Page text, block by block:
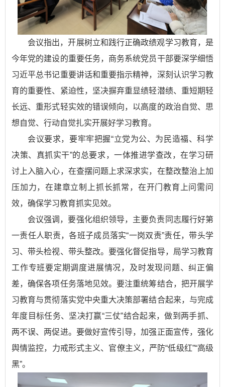
会议指出，开展树立和践行正确政绩观学习教育，是
今年党的建设的重要任务，商务系统党员干部要深学细悟
习近平总书记重要讲话和重要指示精神，深刻认识学习教
育的重要性、紧迫性，坚决摒弃重显绩轻潜绩、重短期轻
长远、重形式轻实效的错误倾向，以高度的政治自觉、思
想自觉、行动自觉扎实开展好学习教育。
会议要求，要牢牢把握“立党为公、为民造福、科学
决策、真抓实干”的总要求，一体推进学查改，在学习研
讨上入脑入心，在查摆问题上求深求实，在整改整治上加
压加力，在建章立制上抓长抓常，在开门教育上问需问
效，确保学习教育抓实见效。
会议强调，要强化组织领导，主要负责同志履行好第
一责任人职责，各班子成员落实“一岗双责”责任，带头学
习、带头检视、带头整改。要强化督促指导，局学习教育
工作专班要定期调度进展情况，及时发现问题、纠正偏
差，确保各项任务落地见效。要注重统筹结合，把开展学
习教育与贯彻落实党中央重大决策部署结合起来，与完成
年度目标任务、坚决打赢“三仗”结合起来，做到两手抓、
两不误、两促进。要做好宣传引导，加强正面宣传，强化
舆情监控，力戒形式主义、官僚主义，严防“低级红”“高级
黑”。